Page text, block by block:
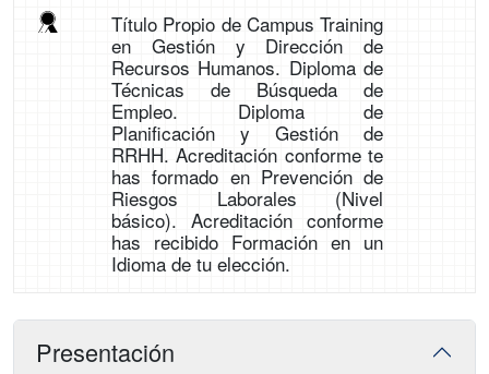
Título Propio de Campus Training
en Gestión y Dirección de
Recursos Humanos. Diploma de
Técnicas de Búsqueda de
Empleo. Diploma de
Planificación y Gestión de
RRHH. Acreditación conforme te
has formado en Prevención de
Riesgos Laborales (Nivel
básico). Acreditación conforme
has recibido Formación en un
Idioma de tu elección.
Presentación